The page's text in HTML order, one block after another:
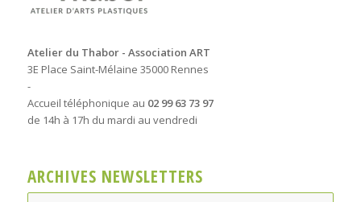
Atelier du Thabor - Association ART
3E Place Saint-Mélaine 35000 Rennes
-
Accueil téléphonique au 02 99 63 73 97
de 14h à 17h du mardi au vendredi
ARCHIVES NEWSLETTERS